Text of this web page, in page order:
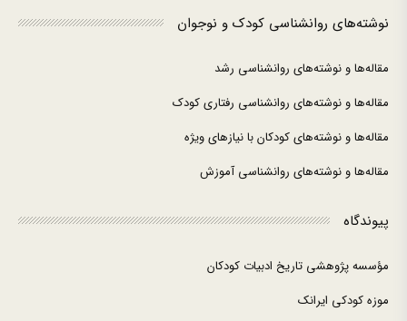
نوشته‌های روانشناسی کودک و نوجوان
مقاله‌ها و نوشته‌های روانشناسی رشد
مقاله‌ها و نوشته‌های روانشناسی رفتاری کودک
مقاله‌ها و نوشته‌های کودکان با نیازهای ویژه
مقاله‌ها و نوشته‌های روانشناسی آموزش
پیوندگاه
مؤسسه پژوهشی تاریخ ادبیات کودکان
موزه کودکی ایرانک